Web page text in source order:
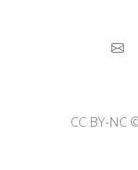
CC BY-NC